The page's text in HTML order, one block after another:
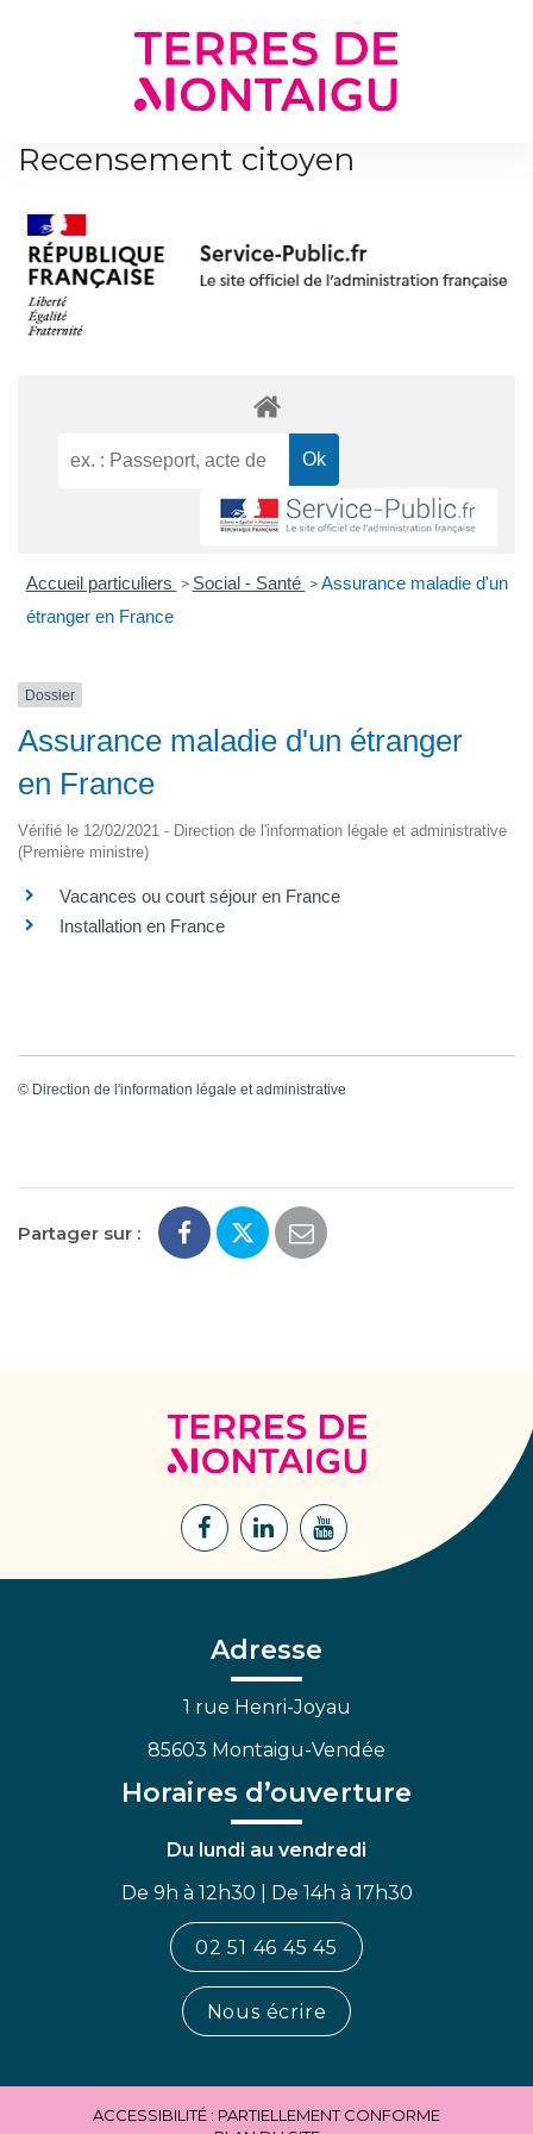
Recensement citoyen
Accueil particuliers > Social - Santé > Assurance maladie d'un
étranger en France
Dossier
Assurance maladie d'un étranger
en France
Vérifié le 12/02/2021 - Direction de l'information légale et administrative
(Première ministre)
Vacances ou court séjour en France
Installation en France
© Direction de l'information légale et administrative
Partager sur :
Terres
de
Lien
Facebook
Lien
Linkedin
Lien
Adresse
1 rue Henri-Joyau
85603 Montaigu-Vendée
Horaires d’ouverture
Du lundi au vendredi
De 9h à 12h30 | De 14h à 17h30
02 51 46 45 45
Nous écrire
ACCESSIBILITÉ : PARTIELLEMENT CONFORME